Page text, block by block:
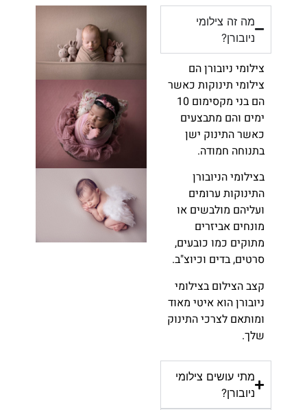
מה זה צילומי
ניובורן?
צילומי ניובורן הם
צילומי תינוקות כאשר
הם בני מקסימום 10
ימים והם מתבצעים
כאשר התינוק ישן
בתנוחה חמודה.
בצילומי הניובורן
התינוקות ערומים
ועליהם מולבשים או
מונחים אביזרים
מתוקים כמו כובעים,
סרטים, בדים וכיוצ"ב.
קצב הצילום בצילומי
ניובורן הוא איטי מאוד
ומותאם לצרכי התינוק
שלך.
מתי עושים צילומי
ניובורן?